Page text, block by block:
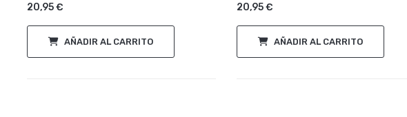
20,95€
AÑADIR AL CARRITO
20,95€
AÑADIR AL CARRITO